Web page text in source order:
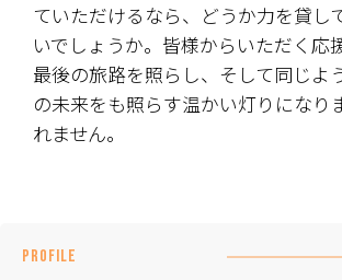
ていただけるなら、どうか力を貸し
いでしょうか。皆様からいただく応
最後の旅路を照らし、そして同じよ
の未来をも照らす温かい灯りになり
れません。
PROFILE